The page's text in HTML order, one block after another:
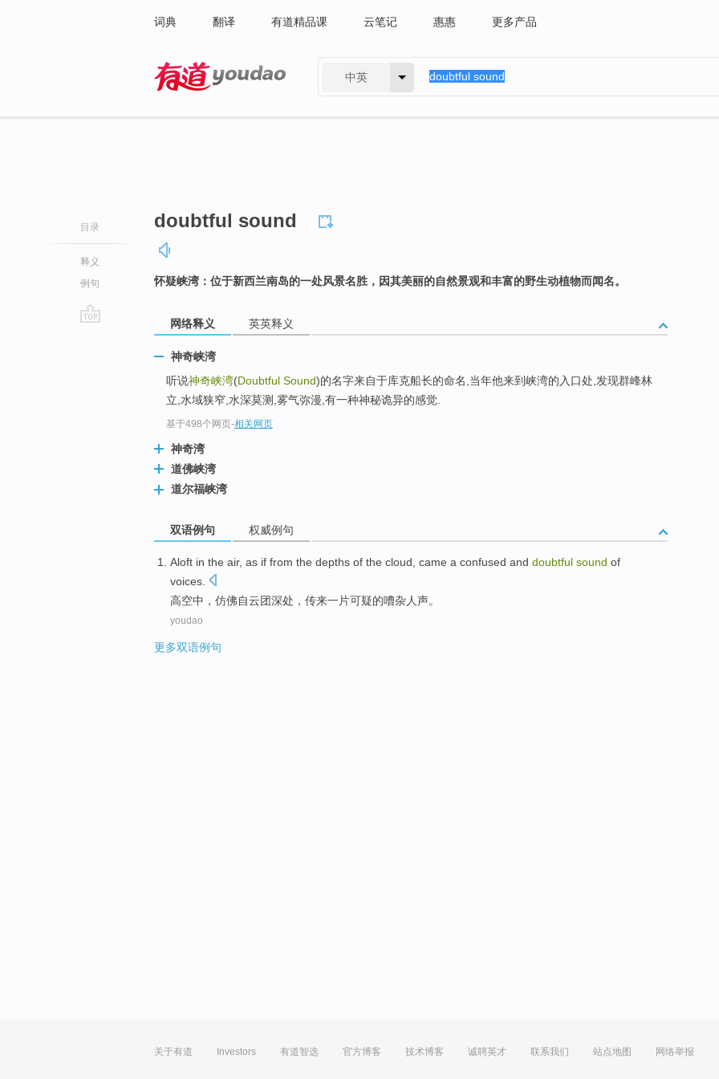
词典 翻译 有道精品课 云笔记 惠惠 更多产品
中英
目录
释义
例句
doubtful sound
怀疑峡湾：位于新西兰南岛的一处风景名胜，因其美丽的自然景观和丰富的野生动植物而闻名。
网络释义 英英释义
神奇峡湾
听说神奇峡湾(Doubtful Sound)的名字来自于库克船长的命名,当年他来到峡湾的入口处,发现群峰林
立,水域狭窄,水深莫测,雾气弥漫,有一种神秘诡异的感觉.
基于498个网页-相关网页
神奇湾
道佛峡湾
道尔福峡湾
双语例句 权威例句
Aloft in the air, as if from the depths of the cloud came a confused and doubtful sound of
voices
高空中 ， 仿佛自云团深处 ， 传来一片可疑的嘈杂人声。
youdao
更多双语例句
关于有道 Investors 有道智选 官方博客 技术博客 诚聘英才 联系我们 站点地图 网络举报